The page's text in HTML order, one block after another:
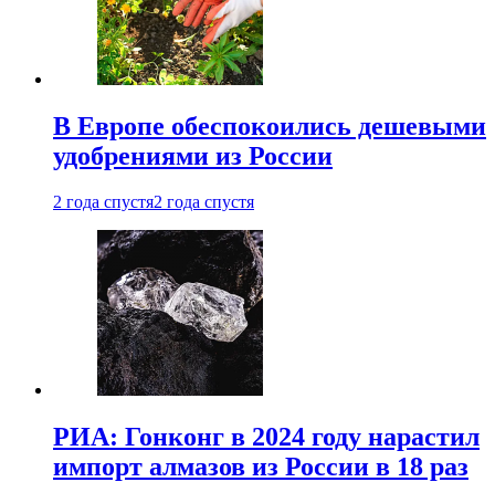
В Европе обеспокоились дешевыми
удобрениями из России
2 года спустя2 года спустя
РИА: Гонконг в 2024 году нарастил
импорт алмазов из России в 18 раз